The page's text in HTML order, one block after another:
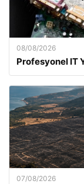
08/08/2026
Profesyonel IT
07/08/2026